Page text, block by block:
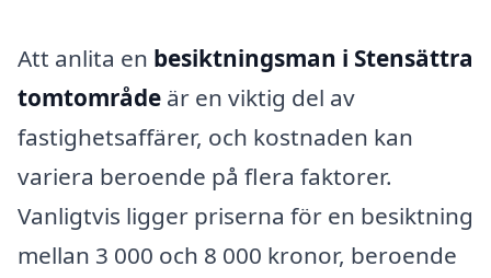
Att anlita en besiktningsman i Stensättra
tomtområde är en viktig del av
fastighetsaffärer, och kostnaden kan
variera beroende på flera faktorer.
Vanligtvis ligger priserna för en besiktning
mellan 3 000 och 8 000 kronor, beroende